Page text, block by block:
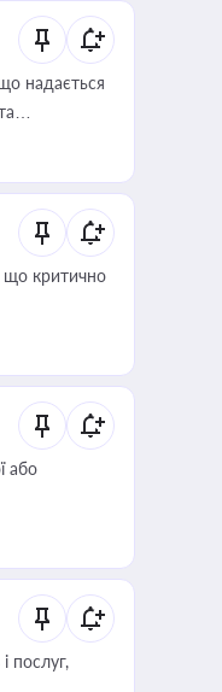
надається
що критично
або
послуг,